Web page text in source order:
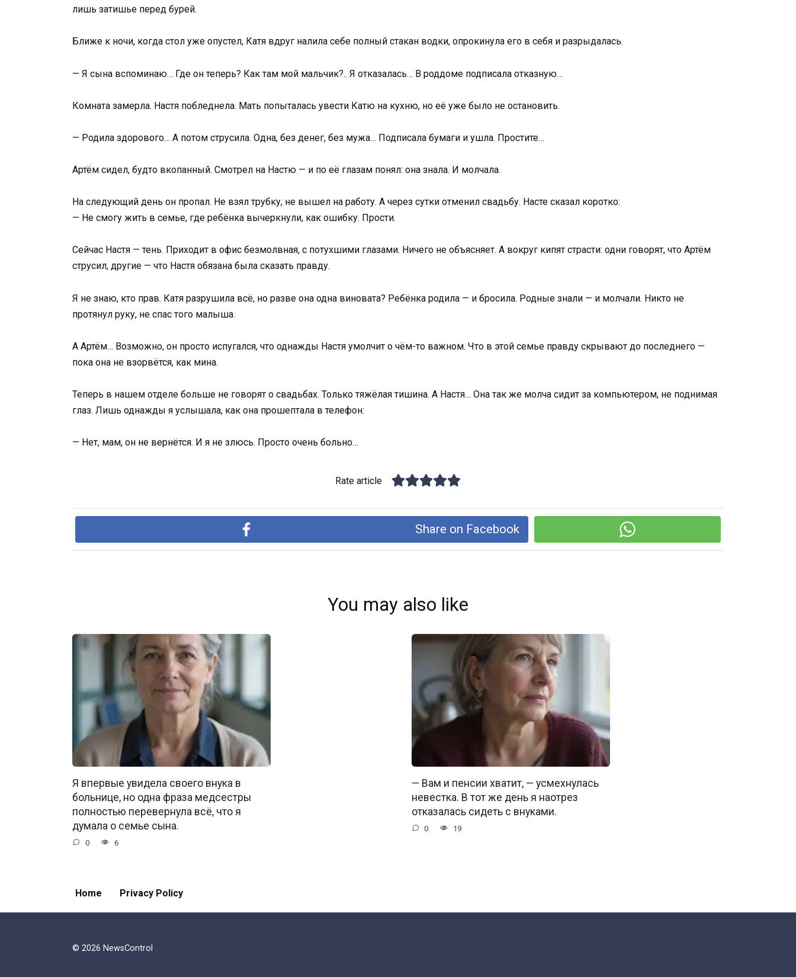
лишь затишье перед бурей.
Ближе к ночи, когда стол уже опустел, Катя вдруг налила себе полный стакан водки, опрокинула его в себя и разрыдалась.
— Я сына вспоминаю… Где он теперь? Как там мой мальчик?.. Я отказалась… В роддоме подписала отказную…
Комната замерла. Настя побледнела. Мать попыталась увести Катю на кухню, но её уже было не остановить.
— Родила здорового… А потом струсила. Одна, без денег, без мужа… Подписала бумаги и ушла. Простите…
Артём сидел, будто вкопанный. Смотрел на Настю — и по её глазам понял: она знала. И молчала.
На следующий день он пропал. Не взял трубку, не вышел на работу. А через сутки отменил свадьбу. Насте сказал коротко:
— Не смогу жить в семье, где ребёнка вычеркнули, как ошибку. Прости.
Сейчас Настя — тень. Приходит в офис безмолвная, с потухшими глазами. Ничего не объясняет. А вокруг кипят страсти: одни говорят, что Артём
струсил, другие — что Настя обязана была сказать правду.
Я не знаю, кто прав. Катя разрушила всё, но разве она одна виновата? Ребёнка родила — и бросила. Родные знали — и молчали. Никто не
протянул руку, не спас того малыша.
А Артём… Возможно, он просто испугался, что однажды Настя умолчит о чём-то важном. Что в этой семье правду скрывают до последнего —
пока она не взорвётся, как мина.
Теперь в нашем отделе больше не говорят о свадьбах. Только тяжёлая тишина. А Настя… Она так же молча сидит за компьютером, не поднимая
глаз. Лишь однажды я услышала, как она прошептала в телефон:
— Нет, мам, он не вернётся. И я не злюсь. Просто очень больно…
Rate article
Share on Facebook
You may also like
Я впервые увидела своего внука в
больнице, но одна фраза медсестры
полностью перевернула всё, что я
думала о семье сына.
0 6
— Вам и пенсии хватит, — усмехнулась
невестка. В тот же день я наотрез
отказалась сидеть с внуками.
0 19
Home Privacy Policy
© 2026 NewsControl